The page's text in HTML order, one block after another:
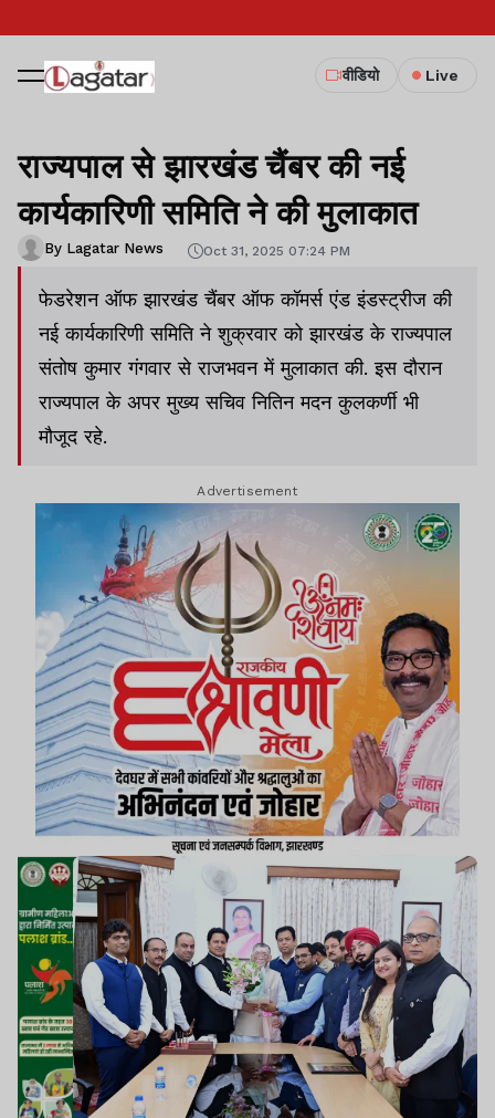
वीडियो Live
राज्यपाल से झारखंड चैंबर की नई
कार्यकारिणी समिति ने की मुलाकात
By Lagatar News Oct 31, 2025 07:24 PM
फेडरेशन ऑफ झारखंड चैंबर ऑफ कॉमर्स एंड इंडस्ट्रीज की
नई कार्यकारिणी समिति ने शुक्रवार को झारखंड के राज्यपाल
संतोष कुमार गंगवार से राजभवन में मुलाकात की. इस दौरान
राज्यपाल के अपर मुख्य सचिव नितिन मदन कुलकर्णी भी
मौजूद रहे.
Advertisement